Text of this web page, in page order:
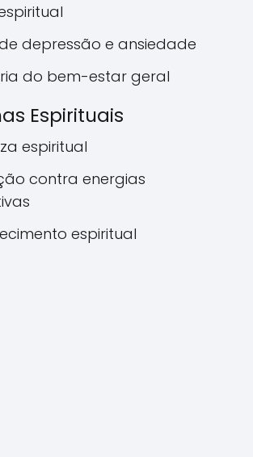
depressão e ansiedade
do bem-estar geral
Espirituais
espiritual
contra energias
espiritual